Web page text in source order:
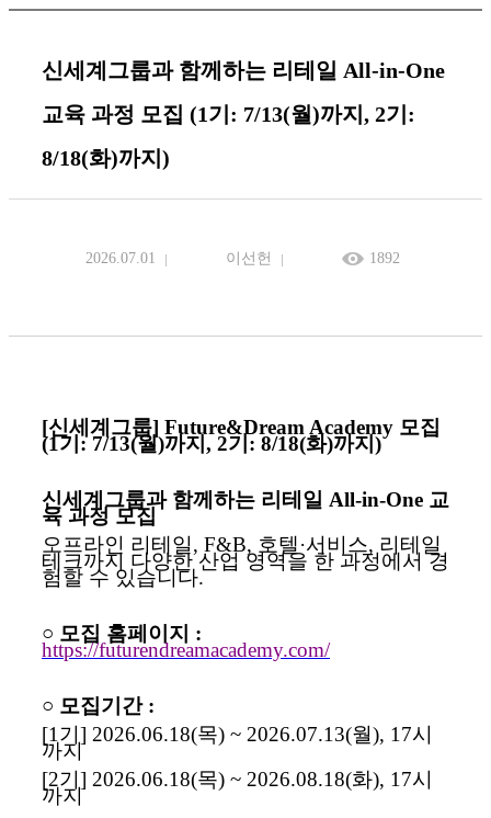
신세계그룹과 함께하는 리테일 All-in-One
교육 과정 모집 (1기: 7/13(월)까지, 2기:
8/18(화)까지)
2026.07.01 이선헌 1892
[신세계그룹] Future&Dream Academy 모집
(1기 : 7/13(월)까지 , 2기 : 8/18(화)까지 )
신세계그룹과 함께하는 리테일 All-in-One 교
육 과정 모집
오프라인 리테일, F&B, 호텔·서비스, 리테일
테크까지 다양한 산업 영역을 한 과정에서 경
험할 수 있습니다.
○ 모집 홈페이지 :
https://futurendreamacademy.com/
○ 모집기간 :
[1 기 ] 2026.06.18(목) ~ 2026.07.13(월), 17시
까지
[2기] 2026.06.18(목) ~ 2026.08.18(화), 17시
까지